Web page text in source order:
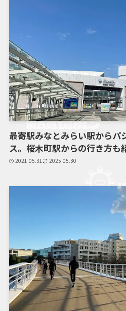
最寄駅みなとみらい駅からパ
ス。桜木町駅からの行き方も
2021.05.31 2025.05.30